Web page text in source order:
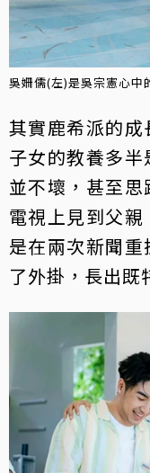
吳姍儒(左)是吳宗憲心中
其實鹿希派的成
子女的教養多
並不壞，甚至
電視上見到父
是在兩次新聞
了外掛，長出既